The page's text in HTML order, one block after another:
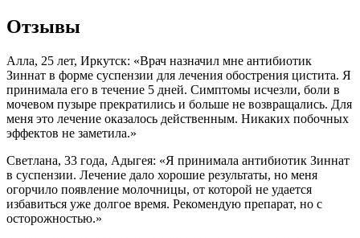
Отзывы
Алла, 25 лет, Иркутск: «Врач назначил мне антибиотик
Зиннат в форме суспензии для лечения обострения цистита. Я
принимала его в течение 5 дней. Симптомы исчезли, боли в
мочевом пузыре прекратились и больше не возвращались. Для
меня это лечение оказалось действенным. Никаких побочных
эффектов не заметила.»
Светлана, 33 года, Адыгея: «Я принимала антибиотик Зиннат
в суспензии. Лечение дало хорошие результаты, но меня
огорчило появление молочницы, от которой не удается
избавиться уже долгое время. Рекомендую препарат, но с
осторожностью.»